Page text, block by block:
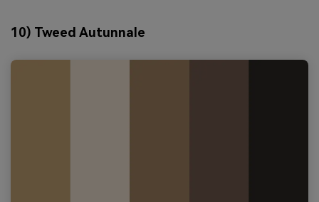
10) Tweed Autunnale